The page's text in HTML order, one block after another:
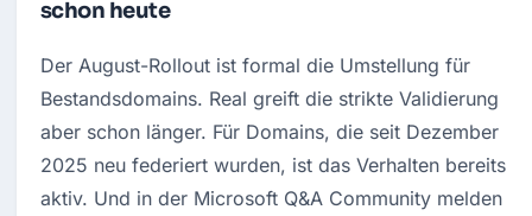
schon heute
Der August-Rollout ist formal die Umstellung für
Bestandsdomains. Real greift die strikte Validierung
aber schon länger. Für Domains, die seit Dezember
2025 neu federiert wurden, ist das Verhalten bereits
aktiv. Und in der Microsoft Q&A Community melden